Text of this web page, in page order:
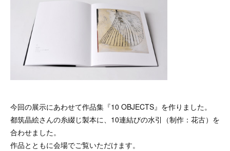
今回の展示にあわせて作品集『10 OBJECTS』を作りました。
都筑晶絵さんの糸綴じ製本に、10連結びの水引（制作：花古）を
合わせました。
作品とともに会場でご覧いただけます。